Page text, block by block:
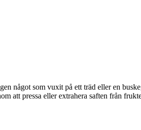
något som vuxit på ett träd eller en
att pressa eller extrahera saften från